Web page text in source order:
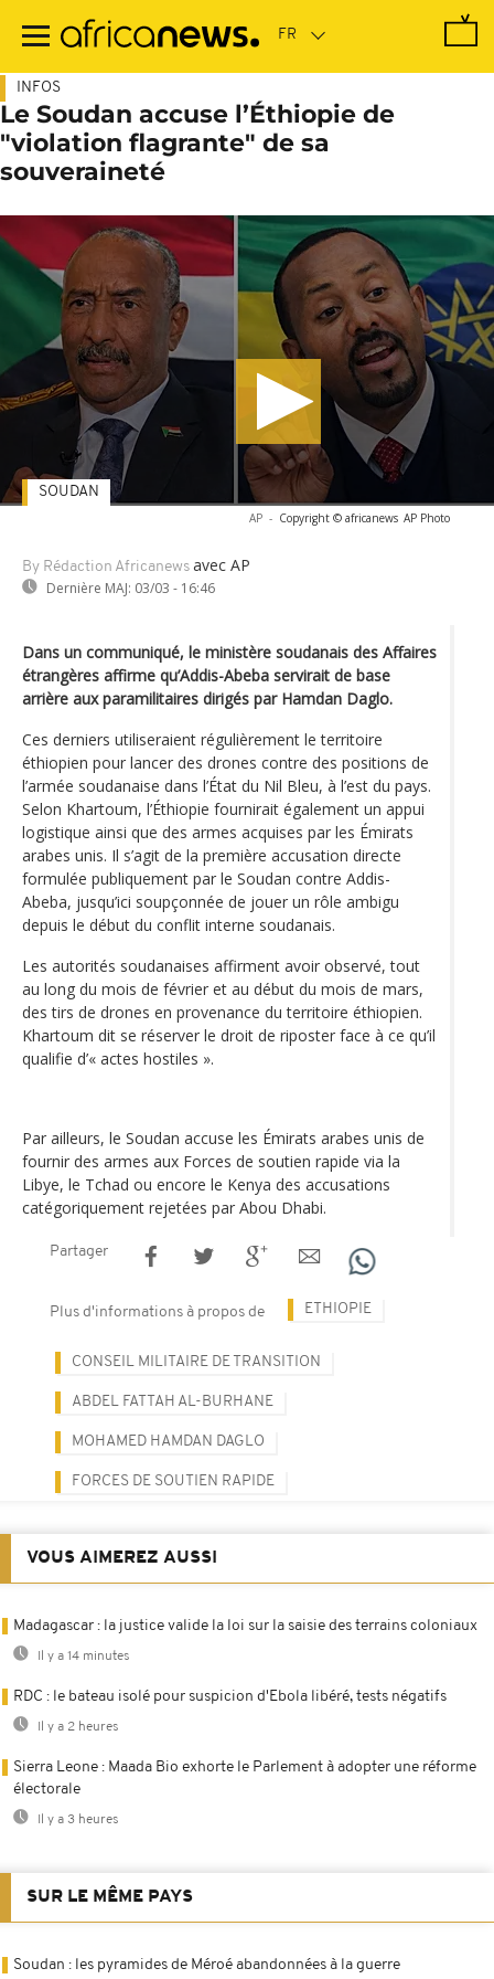
contenu
INFOS
Le Soudan accuse l’Éthiopie de
"violation flagrante" de sa
souveraineté
AP - Copyright © africanews AP Photo
By Rédaction Africanews avec AP
Dernière MAJ: 03/03 - 16:46
SOUDAN
Dans un communiqué, le ministère soudanais des Affaires
étrangères affirme qu’Addis-Abeba servirait de base
arrière aux paramilitaires dirigés par Hamdan Daglo.
Ces derniers utiliseraient régulièrement le territoire
éthiopien pour lancer des drones contre des positions de
l’armée soudanaise dans l’État du Nil Bleu, à l’est du pays.
Selon Khartoum, l’Éthiopie fournirait également un appui
logistique ainsi que des armes acquises par les Émirats
arabes unis. Il s’agit de la première accusation directe
formulée publiquement par le Soudan contre Addis-
Abeba, jusqu’ici soupçonnée de jouer un rôle ambigu
depuis le début du conflit interne soudanais.
Les autorités soudanaises affirment avoir observé, tout
au long du mois de février et au début du mois de mars,
des tirs de drones en provenance du territoire éthiopien.
Khartoum dit se réserver le droit de riposter face à ce qu’il
qualifie d’« actes hostiles ».
Par ailleurs, le Soudan accuse les Émirats arabes unis de
fournir des armes aux Forces de soutien rapide via la
Libye, le Tchad ou encore le Kenya des accusations
catégoriquement rejetées par Abou Dhabi.
Partager
Plus d'informations à propos de ETHIOPIE
CONSEIL MILITAIRE DE TRANSITION
ABDEL FATTAH AL-BURHANE
MOHAMED HAMDAN DAGLO
FORCES DE SOUTIEN RAPIDE
VOUS AIMEREZ AUSSI
Madagascar : la justice valide la loi sur la saisie des terrains coloniaux
Il y a 14 minutes
RDC : le bateau isolé pour suspicion d'Ebola libéré, tests négatifs
Il y a 2 heures
Sierra Leone : Maada Bio exhorte le Parlement à adopter une réforme
électorale
Il y a 3 heures
SUR LE MÊME PAYS
Soudan : les pyramides de Méroé abandonnées à la guerre